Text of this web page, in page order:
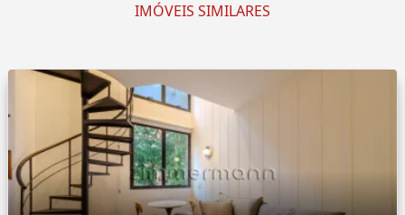
IMÓVEIS SIMILARES